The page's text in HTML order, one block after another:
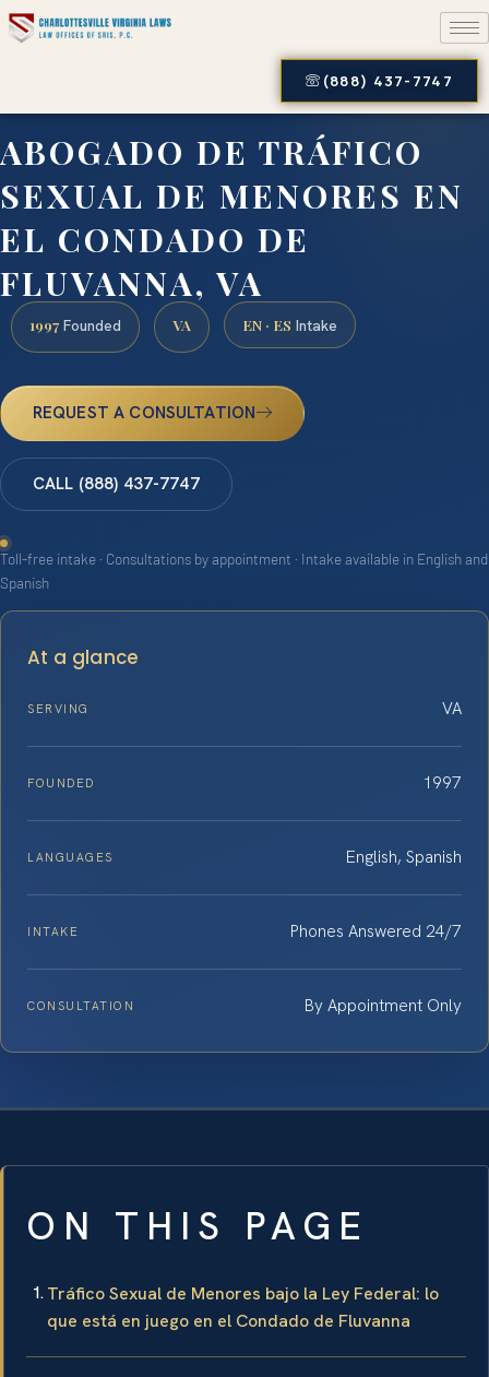
(888) 437-7747
ABOGADO DE TRÁFICO
SEXUAL DE MENORES EN
EL CONDADO DE
FLUVANNA, VA
1997 Founded VA EN · ES Intake
REQUEST A CONSULTATION
CALL (888) 437-7747
Toll-free intake · Consultations by appointment · Intake available in English and
Spanish
At a glance
SERVING VA
FOUNDED 1997
LANGUAGES English, Spanish
INTAKE Phones Answered 24/7
CONSULTATION By Appointment Only
ON THIS PAGE
Tráfico Sexual de Menores bajo la Ley Federal: lo
que está en juego en el Condado de Fluvanna